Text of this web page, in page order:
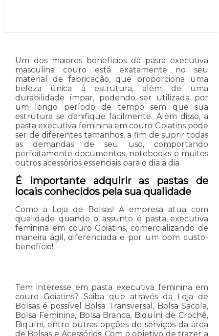
Um dos maiores benefícios da pasra executiva
masculina couro está exatamente no seu
material de fabricação, que proporciona uma
beleza única à estrutura, além de uma
durabilidade ímpar, podendo ser utilizada por
um longo período de tempo sem que sua
estrutura se danifique facilmente. Além disso, a
pasta executiva feminina em couro Goiatins pode
ser de diferentes tamanhos, a fim de suprir todas
as demandas de seu uso, comportando
perfeitamente documentos, notebooks e muitos
outros acessórios essenciais para o dia a dia.
É importante adquirir as pastas de
locais conhecidos pela sua qualidade
Como a Loja de Bolsas! A empresa atua com
qualidade quando o assunto é pasta executiva
feminina em couro Goiatins, comercializando de
maneira ágil, diferenciada e por um bom custo-
benefício!
Tem interesse em pasta executiva feminina em
couro Goiatins? Saiba que através da Loja de
Bolsas é possível Bolsa Transversal, Bolsa Sacola,
Bolsa Feminina, Bolsa Branca, Biquíni de Crochê,
Biquíni, entre outras opções de serviços da área
de Bolsas e Acessórios. Com o objetivo de trazer a